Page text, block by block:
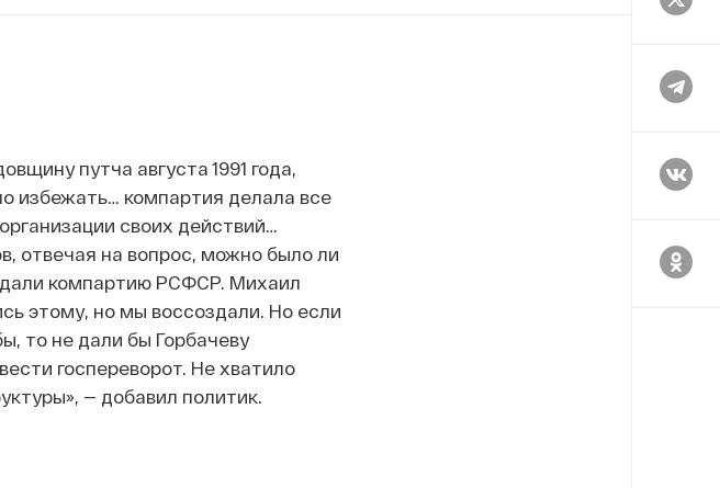
путча августа 1991 года,
избежать… компартия делала все
своих действий…
отвечая на вопрос, можно было ли
компартию РСФСР. Михаил
этому, но мы воссоздали. Но если
то не дали бы Горбачеву
госпереворот. Не хватило
— добавил политик.